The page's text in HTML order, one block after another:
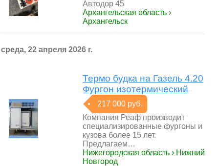
Автодор 45
Архангельская область ›
Архангельск
среда, 22 апреля 2026 г.
Термо будка на Газель 4.20
Фургон изотермический
217 000 руб.
Компания Реаф производит
специализированные фургоны и
кузова более 15 лет.
Предлагаем…
Нижегородская область › Нижний
Новгород